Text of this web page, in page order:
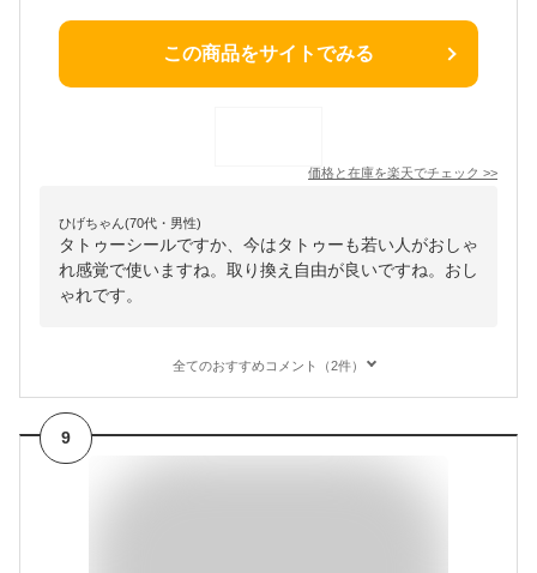
この商品をサイトでみる
価格と在庫を楽天でチェック >>
ひげちゃん(70代・男性)
タトゥーシールですか、今はタトゥーも若い人がおしゃ
れ感覚で使いますね。取り換え自由が良いですね。おし
ゃれです。
全てのおすすめコメント（2件）
9